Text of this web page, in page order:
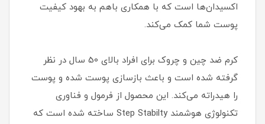
اکسیدان‌ها است که با همکاری باهم به بهود کیفیت
پوست شما کمک می‌کند.
کرم ضد چین و چروک برای افراد بالای 50 سال در نظر
گرفته شده است و باعث بازسازی پوست شده و پوست
را هیدراته می‌کند. این محصول از فرمول و فناوری
تکنولوژی هوشمند Step Stabilty ساخته شده است که